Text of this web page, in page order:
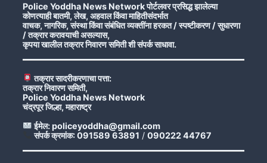
Police Yoddha News Network पोर्टलवर प्रसिद्ध झालेल्या
कोणत्याही बातमी, लेख, अहवाल किंवा माहितीसंदर्भात
वाचक, नागरिक, संस्था किंवा संबंधित व्यक्तींना हरकत / स्पष्टीकरण / सुधारणा
/ तक्रार करावयाची असल्यास,
कृपया खालील तक्रार निवारण समिती शी संपर्क साधावा.
तक्रार सादरीकरणाचा पत्ता:
तक्रार निवारण समिती,
Police Yoddha News Network
चंद्रपूर जिल्हा, महाराष्ट्र
ईमेल: policeyoddha@gmail.com
संपर्क क्रमांक: 091589 63891 / 090222 44767